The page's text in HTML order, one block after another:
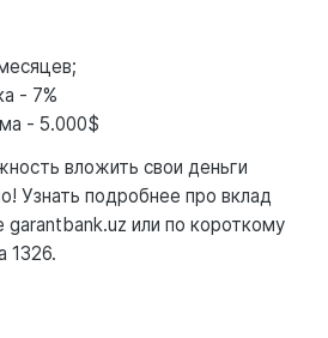
- 7%
- 5.000$
вложить свои деньги
Узнать подробнее про вклад
или по короткому
1326.